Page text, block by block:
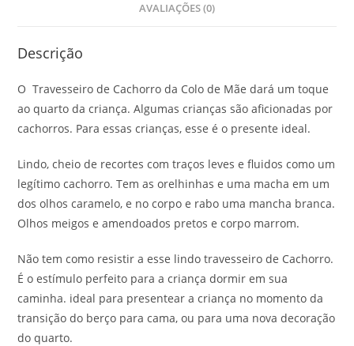
AVALIAÇÕES (0)
Descrição
O Travesseiro de Cachorro da Colo de Mãe dará um toque
ao quarto da criança. Algumas crianças são aficionadas por
cachorros. Para essas crianças, esse é o presente ideal.
Lindo, cheio de recortes com traços leves e fluidos como um
legítimo cachorro. Tem as orelhinhas e uma macha em um
dos olhos caramelo, e no corpo e rabo uma mancha branca.
Olhos meigos e amendoados pretos e corpo marrom.
Não tem como resistir a esse lindo travesseiro de Cachorro.
É o estímulo perfeito para a criança dormir em sua
caminha. ideal para presentear a criança no momento da
transição do berço para cama, ou para uma nova decoração
do quarto.